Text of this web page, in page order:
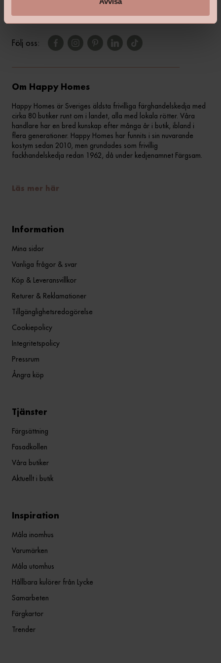
Följ oss:
Om Happy Homes
Happy Homes är Sveriges äldsta frivilliga färghandelskedja med
cirka 80 butiker runt om i landet, alla med lokala rötter. Våra
handlare har en bred kunskap efter många år i butik, ibland i
flera generationer. Happy Homes har funnits i sin nuvarande
kostym sedan 2010, men grundades som frivillig
fackhandelskedja redan 1962, då under kedjenamnet Färgsam.
Läs mer här
Information
Mina sidor
Vanliga frågor & svar
Köp & Leveransvillkor
Returer & Reklamationer
Tillgänglighetsredogörelse
Cookiepolicy
Integritetspolicy
Pressrum
Ångra köp
Tjänster
Färgsättning
Fasadkollen
Våra butiker
Aktuellt i butik
Inspiration
Måla inomhus
Varumärken
Måla utomhus
Hållbara kulörer från Lycke
Samarbeten
Färgkartor
Trender